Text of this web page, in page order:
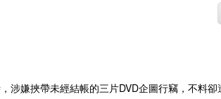
嫌挾帶未經結帳的三片DVD企圖行竊，不料卻